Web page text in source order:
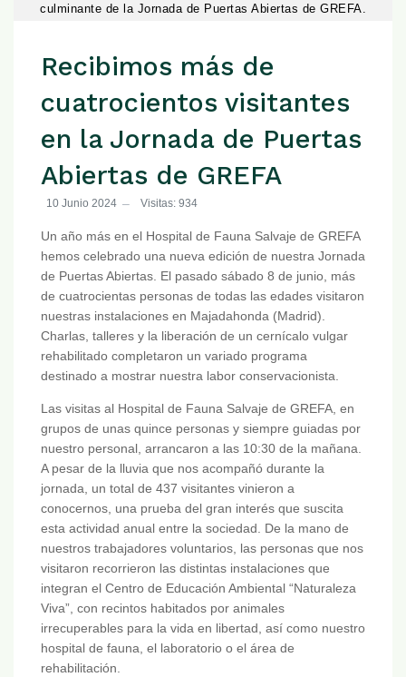
culminante de la Jornada de Puertas Abiertas de GREFA.
Recibimos más de
cuatrocientos visitantes
en la Jornada de Puertas
Abiertas de GREFA
10 Junio 2024 Visitas: 934
Un año más en el Hospital de Fauna Salvaje de GREFA
hemos celebrado una nueva edición de nuestra Jornada
de Puertas Abiertas. El pasado sábado 8 de junio, más
de cuatrocientas personas de todas las edades visitaron
nuestras instalaciones en Majadahonda (Madrid).
Charlas, talleres y la liberación de un cernícalo vulgar
rehabilitado completaron un variado programa
destinado a mostrar nuestra labor conservacionista.
Las visitas al Hospital de Fauna Salvaje de GREFA, en
grupos de unas quince personas y siempre guiadas por
nuestro personal, arrancaron a las 10:30 de la mañana.
A pesar de la lluvia que nos acompañó durante la
jornada, un total de 437 visitantes vinieron a
conocernos, una prueba del gran interés que suscita
esta actividad anual entre la sociedad. De la mano de
nuestros trabajadores voluntarios, las personas que nos
visitaron recorrieron las distintas instalaciones que
integran el Centro de Educación Ambiental “Naturaleza
Viva”, con recintos habitados por animales
irrecuperables para la vida en libertad, así como nuestro
hospital de fauna, el laboratorio o el área de
rehabilitación.